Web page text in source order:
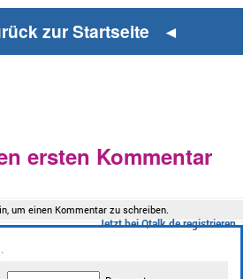
zur Startseite ◄
ersten Kommentar